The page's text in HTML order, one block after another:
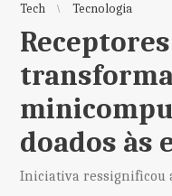
Tech Tecnologia
doados às
Iniciativa ressignificou